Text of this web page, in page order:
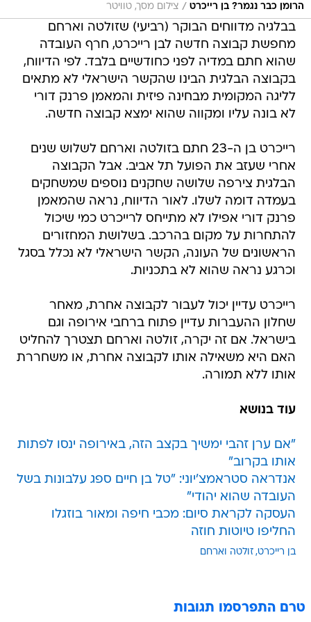
הרומן כבר נגמר? בן רייכרט / צילום מסך, טוויטר
בבלגיה מדווחים הבוקר (רביעי) שזולטה וארחם
מחפשת קבוצה חדשה לבן רייכרט, חרף העובדה
שהוא חתם במדיה לפני כחודשיים בלבד. לפי הדיווח,
בקבוצה הבלגית הבינו שהקשר הישראלי לא מתאים
לליגה המקומית מבחינה פיזית והמאמן פרנק דורי
לא בונה עליו ומקווה שהוא ימצא קבוצה חדשה.
רייכרט בן ה-23 חתם בזולטה וארחם לשלוש שנים
אחרי שעזב את הפועל תל אביב. אבל הקבוצה
הבלגית צירפה שלושה שחקנים נוספים שמשחקים
בעמדה דומה לשלו. לאור הדיווח, נראה שהמאמן
פרנק דורי אפילו לא מתייחס לרייכרט כמי שיכול
להתחרות על מקום בהרכב. בשלושת המחזורים
הראשונים של העונה, הקשר הישראלי לא נכלל בסגל
וכרגע נראה שהוא לא בתכניות.
רייכרט עדיין יכול לעבור לקבוצה אחרת, מאחר
שחלון ההעברות עדיין פתוח ברחבי אירופה וגם
בישראל. אם זה יקרה, זולטה וארחם תצטרך להחליט
האם היא משאילה אותו לקבוצה אחרת, או משחררת
אותו ללא תמורה.
עוד בנושא
"אם ערן זהבי ימשיך בקצב הזה, באירופה ינסו לפתות
אותו בקרוב"
אנדראה סטראמצ'יוני: "טל בן חיים ספג עלבונות בשל
העובדה שהוא יהודי"
העסקה לקראת סיום: מכבי חיפה ומאור בוזגלו
החליפו טיוטות חוזה
בן רייכרט זולטה וארחם
טרם התפרסמו תגובות